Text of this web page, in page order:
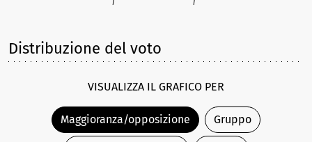
Distribuzione del voto
VISUALIZZA IL GRAFICO PER
Maggioranza/opposizione Gruppo